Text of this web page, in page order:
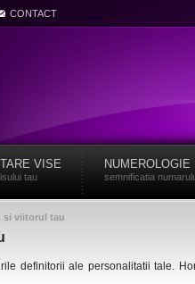
CONTACT
VISE
tau
NUMEROLOGIE
semnificatia
si viitorul tau
definitorii ale personalitatii tale.